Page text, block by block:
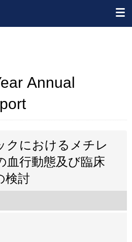
Annual
クにおけるメチレ
血行動態及び臨床
検討